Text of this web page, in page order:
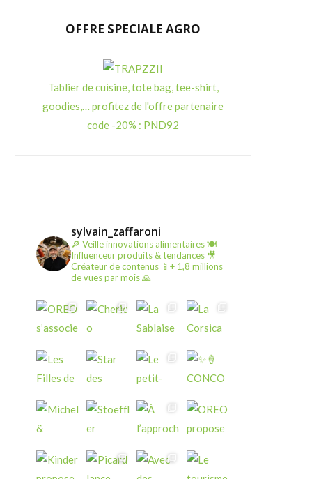
OFFRE SPECIALE AGRO
Tablier de cuisine, tote bag, tee-shirt,
goodies,… profitez de l'offre partenaire
code -20% : PND92
sylvain_zaffaroni
🔎 Veille innovations alimentaires🍽️
Influenceur produits & tendances 🎥
Créateur de contenus 📱+ 1,8 millions
de vues par mois 🙏